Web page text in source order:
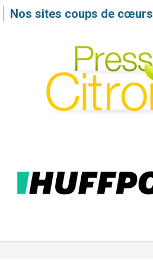
Nos sites coups de cœurs